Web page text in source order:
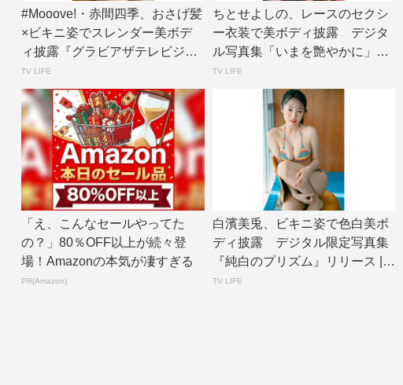
#Mooove!・赤間四季、おさげ髪
×ビキニ姿でスレンダー美ボデ
ィ披露『グラビアザテレビジョ
ン』アザ...
TV LIFE
ちとせよしの、レースのセクシ
ー衣装で美ボディ披露 デジタ
ル写真集「いまを艶やかに」誌
面カット公開 |...
TV LIFE
「え、こんなセールやってた
の？」80％OFF以上が続々登
場！Amazonの本気が凄すぎる
PR(Amazon)
白濱美兎、ビキニ姿で色白美ボ
ディ披露 デジタル限定写真集
『純白のプリズム』リリース | T
V LIF...
TV LIFE